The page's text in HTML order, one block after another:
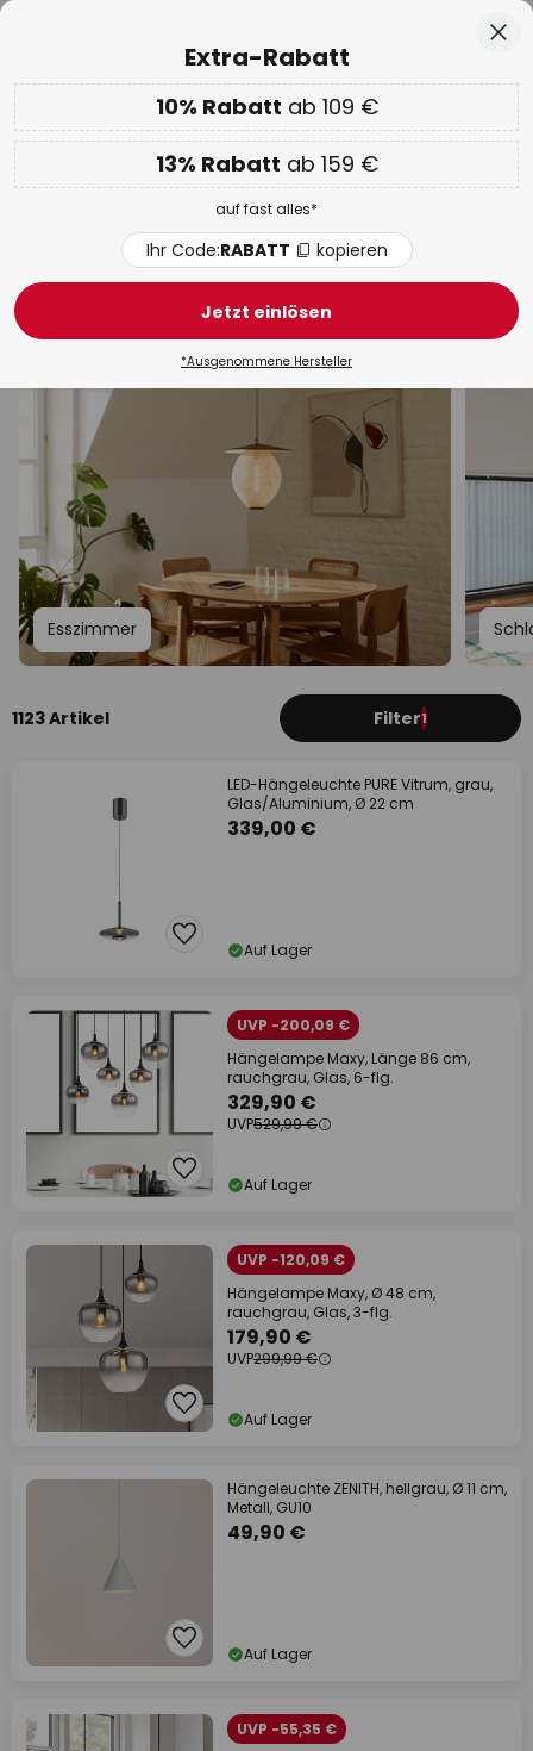
Nur
01D 08H 41M 26S
EXTRA 10% ab 109 € & 13% ab 159 €auf fast alles
Code:RABATT kopieren
WOW Week:Bis zu -70%
Pendelleuchten & Hängelampen
Design Modern Rattan /
Esszimmer
1123 Artikel Filter1
LED-Hängeleuchte PURE Vitrum, grau,
Glas/Aluminium, Ø 22 cm
339,00 €
Auf Lager
UVP -200,09 €
Hängelampe Maxy, Länge 86 cm,
rauchgrau, Glas, 6-flg.
329,90 €
UVP529,99 €
Auf Lager
UVP -120,09 €
Hängelampe Maxy, Ø 48 cm,
rauchgrau, Glas, 3-flg.
179,90 €
UVP299,99 €
Auf Lager
Hängeleuchte ZENITH, hellgrau, Ø 11 cm,
Metall, GU10
49,90 €
Auf Lager
UVP -55,35 €
Extra-Rabatt
10% Rabatt ab 109 €
13% Rabatt ab 159 €
auf fast alles*
Ihr Code:RABATT kopieren
Jetzt einlösen
*Ausgenommene Hersteller